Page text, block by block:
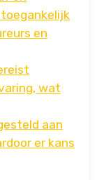
en
wat
aan
er kans